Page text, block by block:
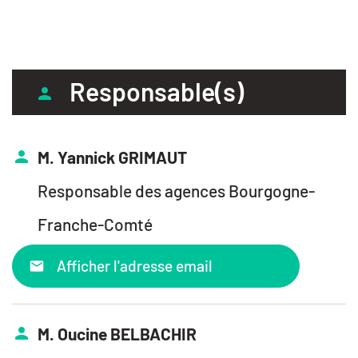
Responsable(s)
M. Yannick GRIMAUT
Responsable des agences Bourgogne-
Franche-Comté
Afficher l'adresse email
M. Oucine BELBACHIR